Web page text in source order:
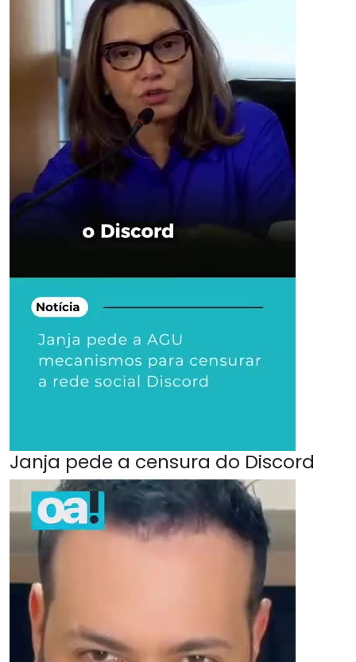
Janja pede a censura do Discord